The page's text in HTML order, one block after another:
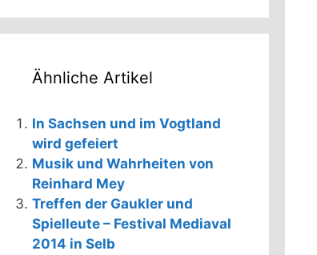
Ähnliche Artikel
In Sachsen und im Vogtland
wird gefeiert
Musik und Wahrheiten von
Reinhard Mey
Treffen der Gaukler und
Spielleute – Festival Mediaval
2014 in Selb